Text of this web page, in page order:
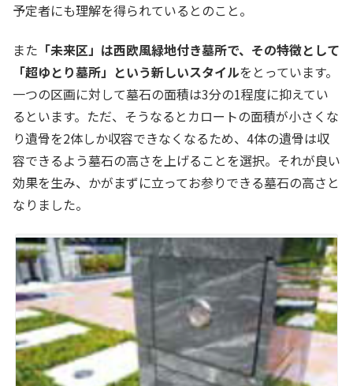
予定者にも理解を得られているとのこと。
また 「未来区」は西欧風緑地付き墓所で、その特徴として
「超ゆとり墓所」という新しいスタイルをとっています。
一つの区画に対して墓石の面積は3分の1程度に抑えてい
るといます。ただ、そうなるとカロートの面積が小さくな
り遺骨を2体しか収容できなくなるため、4体の遺骨は収
容できるよう墓石の高さを上げることを選択。それが良い
効果を生み、かがまずに立ってお参りできる墓石の高さと
なりました。